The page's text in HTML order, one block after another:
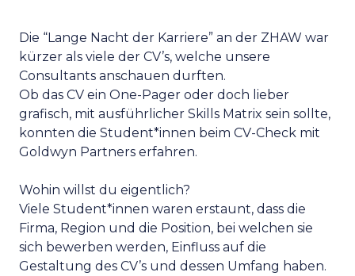
Die “Lange Nacht der Karriere” an der ZHAW war
kürzer als viele der CV’s, welche unsere
Consultants anschauen durften.
Ob das CV ein One-Pager oder doch lieber
grafisch, mit ausführlicher Skills Matrix sein sollte,
konnten die Student*innen beim CV-Check mit
Goldwyn Partners erfahren.
Wohin willst du eigentlich?
Viele Student*innen waren erstaunt, dass die
Firma, Region und die Position, bei welchen sie
sich bewerben werden, Einfluss auf die
Gestaltung des CV’s und dessen Umfang haben.